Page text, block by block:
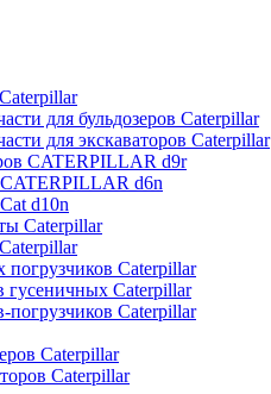
для бульдозеров Caterpillar
для экскаваторов Caterpillar
CATERPILLAR d9r
CATERPILLAR d6n
d10n
Caterpillar
Caterpillar
гусеничных Caterpillar
погрузчиков Caterpillar
Caterpillar
Caterpillar